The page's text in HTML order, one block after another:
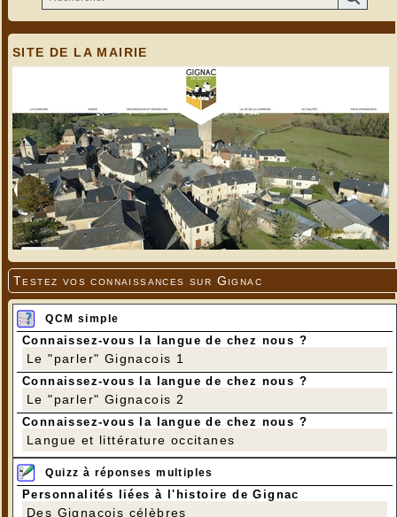
SITE DE LA MAIRIE
Testez vos connaissances sur Gignac
QCM simple
Connaissez-vous la langue de chez nous ?
Le "parler" Gignacois 1
Connaissez-vous la langue de chez nous ?
Le "parler" Gignacois 2
Connaissez-vous la langue de chez nous ?
Langue et littérature occitanes
Quizz à réponses multiples
Personnalités liées à l'histoire de Gignac
Des Gignacois célèbres